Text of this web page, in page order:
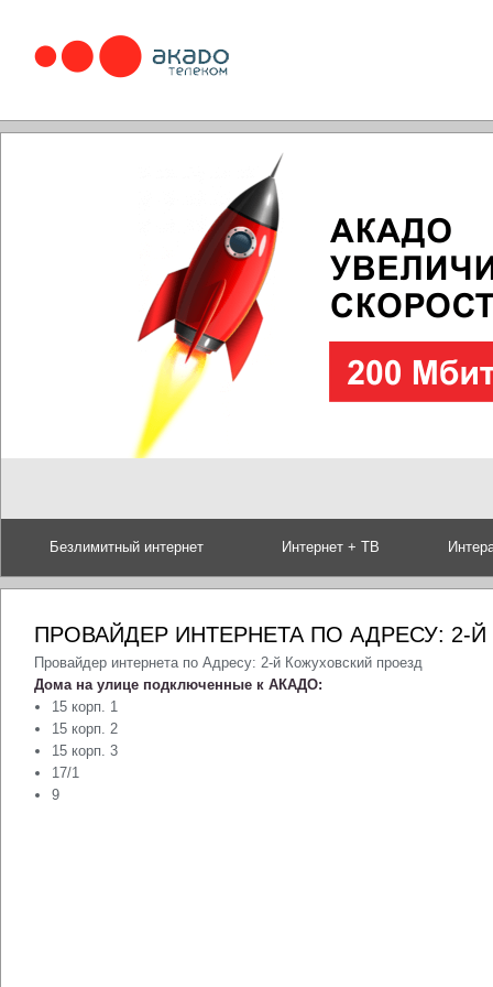
Безлимитный интернет Интернет + ТВ
ПРОВАЙДЕР ИНТЕРНЕТА ПО АДРЕСУ: 2-
Провайдер интернета по Адресу: 2-й Кожуховский проезд
Дома на улице подключенные к АКАДО:
15 корп. 1
15 корп. 2
15 корп. 3
17/1
9